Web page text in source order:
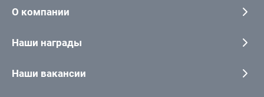
О компании
Наши награды
Наши вакансии